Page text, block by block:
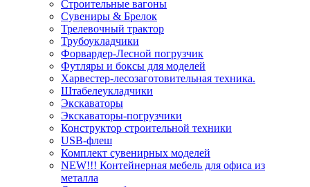
Строительные вагоны
Сувениры & Брелок
Трелевочный трактор
Трубоукладчики
Форвардер-Лесной погрузчик
Футляры и боксы для моделей
Харвестер-лесозаготовительная техника.
Штабелеукладчики
Экскаваторы
Экскаваторы-погрузчики
Конструктор строительной техники
USB-флеш
Комплект сувенирных моделей
NEW!!! Контейнерная мебель для офиса из
металла